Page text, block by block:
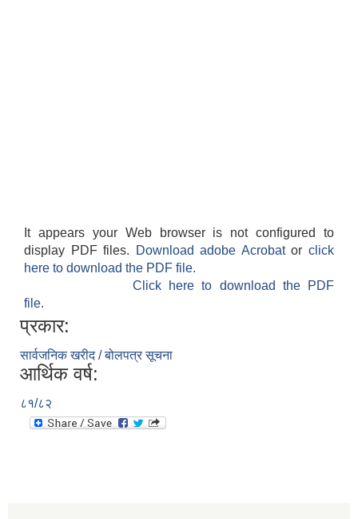
It appears your Web browser is not configured to
display PDF files.
Download adobe Acrobatorclick
here to download the PDF file.
Click here to download the PDF
file.
प्रकार:
सार्वजनिक खरीद / बोलपत्र सूचना
आर्थिक वर्ष:
८१/८२